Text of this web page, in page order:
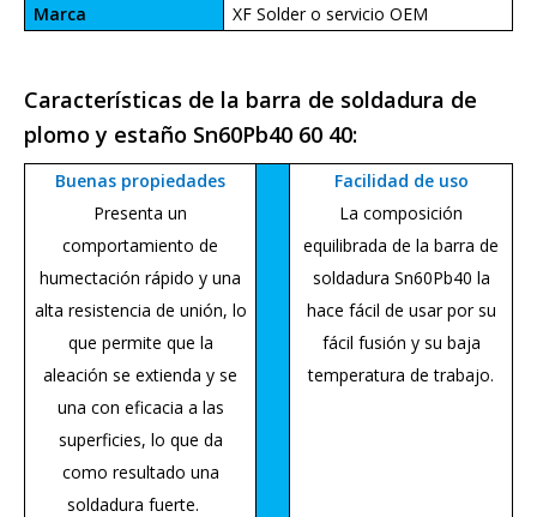
Marca
XF Solder o servicio OEM
Características de la barra de soldadura de
plomo y estaño Sn60Pb40 60 40:
Buenas propiedades
Presenta un
comportamiento de
humectación rápido y una
alta resistencia de unión, lo
que permite que la
aleación se extienda y se
una con eficacia a las
superficies, lo que da
como resultado una
soldadura fuerte.
Facilidad de uso
La composición
equilibrada de la barra de
soldadura Sn60Pb40 la
hace fácil de usar por su
fácil fusión y su baja
temperatura de trabajo.